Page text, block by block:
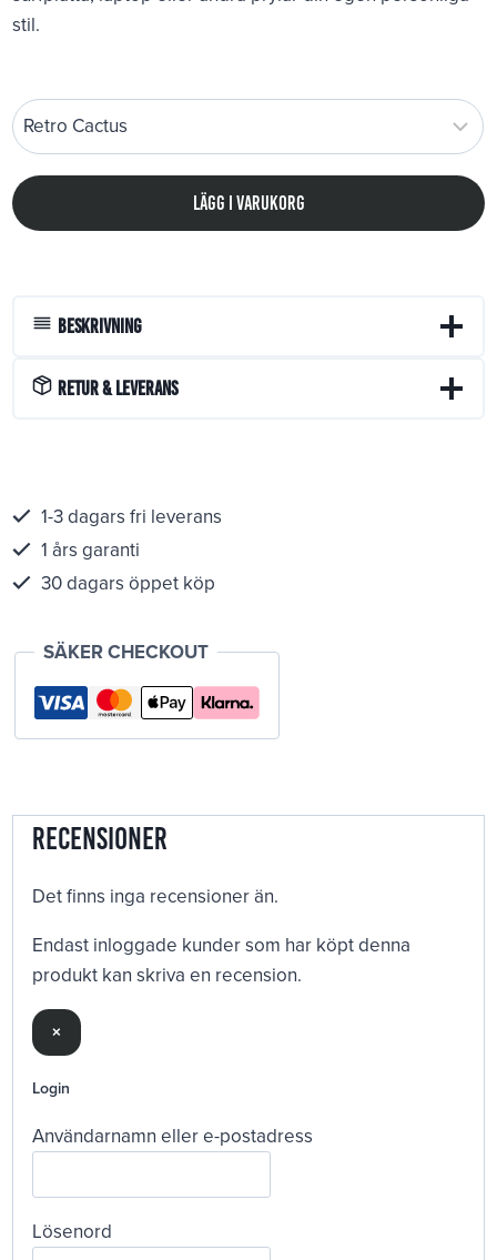
stil.
Lägg i varukorg
Beskrivning
Retur & Leverans
1-3 dagars fri leverans
1 års garanti
30 dagars öppet köp
SÄKER CHECKOUT
Recensioner
Det finns inga recensioner än.
Endast inloggade kunder som har köpt denna
produkt kan skriva en recension.
×
Login
Användarnamn eller e-postadress
Lösenord